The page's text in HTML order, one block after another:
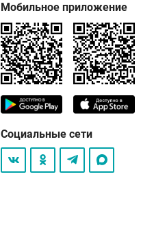
Мобильное приложение
Социальные сети